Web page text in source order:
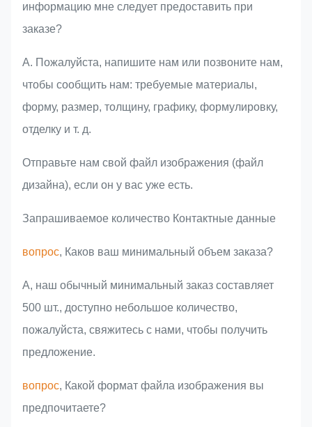
информацию мне следует предоставить при
заказе?
A. Пожалуйста, напишите нам или позвоните нам,
чтобы сообщить нам: требуемые материалы,
форму, размер, толщину, графику, формулировку,
отделку и т. д.
Отправьте нам свой файл изображения (файл
дизайна), если он у вас уже есть.
Запрашиваемое количество Контактные данные
вопрос, Каков ваш минимальный объем заказа?
A, наш обычный минимальный заказ составляет
500 шт., доступно небольшое количество,
пожалуйста, свяжитесь с нами, чтобы получить
предложение.
вопрос, Какой формат файла изображения вы
предпочитаете?